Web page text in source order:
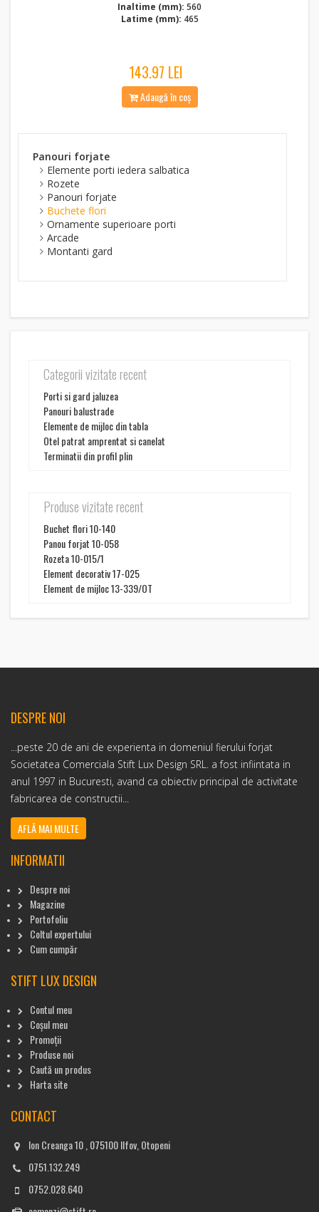
Inaltime (mm): 560
Latime (mm): 465
143.97 LEI
Adaugă în coș
Panouri forjate
Elemente porti iedera salbatica
Rozete
Panouri forjate
Buchete flori
Ornamente superioare porti
Arcade
Montanti gard
Categorii vizitate recent
Porti si gard jaluzea
Panouri balustrade
Elemente de mijloc din tabla
Otel patrat amprentat si canelat
Terminatii din profil plin
Produse vizitate recent
Buchet flori 10-140
Panou forjat 10-058
Rozeta 10-015/1
Element decorativ 17-025
Element de mijloc 13-339/OT
DESPRE NOI
...peste 20 de ani de experienta in domeniul fierului forjat
Societatea Comerciala Stift Lux Design SRL. a fost infiintata in
anul 1997 in Bucuresti, avand ca obiectiv principal de activitate
fabricarea de constructii...
AFLĂ MAI MULTE
INFORMATII
Despre noi
Magazine
Portofoliu
Coltul expertului
Cum cumpăr
STIFT LUX DESIGN
Contul meu
Coșul meu
Promoții
Produse noi
Caută un produs
Harta site
CONTACT
Ion Creanga 10 , 075100 Ilfov, Otopeni
0751.132.249
0752.028.640